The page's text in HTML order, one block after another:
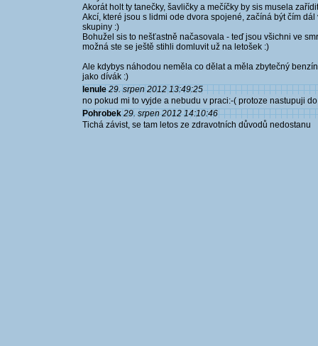
Akorát holt ty tanečky, šavličky a mečíčky by sis musela
Akcí, které jsou s lidmi ode dvora spojené, začíná být čím
skupiny :)
Bohužel sis to nešťastně načasovala - teď jsou všichni ve
možná ste se ještě stihli domluvit už na letošek :)
Ale kdybys náhodou neměla co dělat a měla zbytečný
jako dívák :)
lenule 29. srpen 2012 13:49:25
no pokud mi to vyjde a nebudu v praci:-( protoze nastupuji
Pohrobek 29. srpen 2012 14:10:46
Tichá závist, se tam letos ze zdravotních důvodů nedostanu